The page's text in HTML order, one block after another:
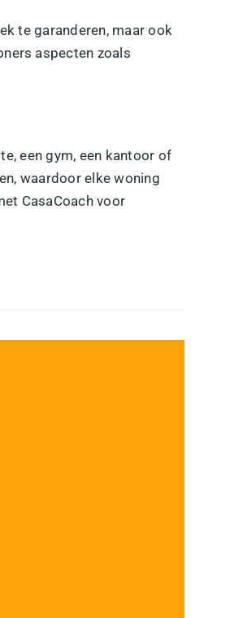
te garanderen, maar ook
aspecten zoals
, eengym, een kantoor of
waardoor elke woning
CasaCoach voor